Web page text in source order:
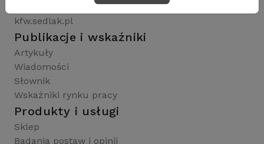
kfw.sedlak.pl
Publikacje i wskaźniki
Artykuły
Wiadomości
Słownik
Wskaźniki rynku pracy
Produkty i usługi
Sklep
Badania postaw i opinii